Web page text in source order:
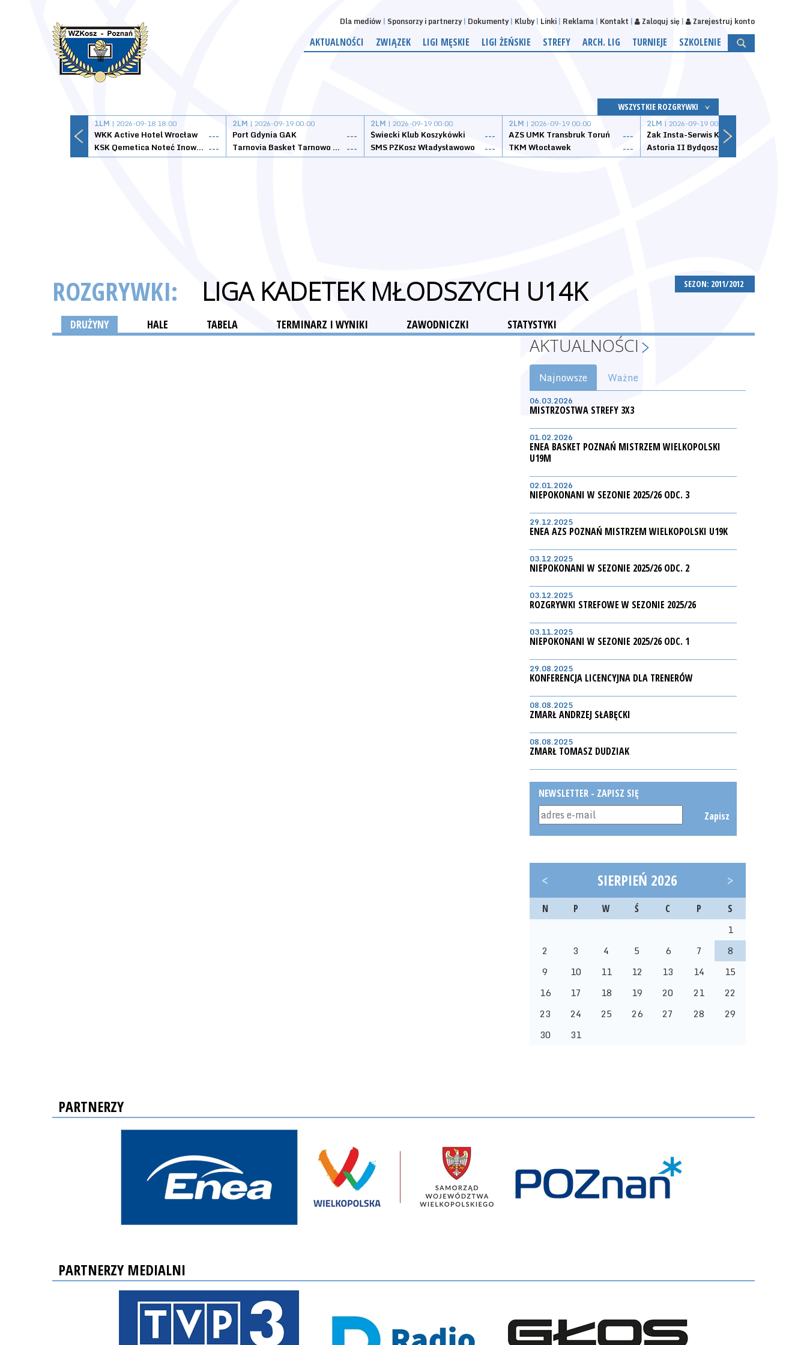
Dla mediów Sponsorzy i partnerzy Dokumenty Kluby Linki Reklama Kontakt Zaloguj się Zarejestruj konto
AKTUALNOŚCI ZWIĄZEK LIGI MĘSKIE LIGI ŻEŃSKIE STREFY ARCH. LIG TURNIEJE SZKOLENIE
WSZYSTKIE ROZGRYWKI
1LM | 2026-09-18 18:00
WKK Active Hotel Wrocław
---
KSK Qemetica Noteć Inowrocław ---
2LM | 2026-09-19 00:00
Port Gdynia GAK
---
Tarnovia Basket Tarnowo Podgórne ---
2LM | 2026-09-19 00:00
Świecki Klub Koszykówki
---
SMS PZKosz Władysławowo
---
2LM | 2026-09-19 00:00
AZS UMK Transbruk Toruń
---
TKM Włocławek
---
2LM | 2026-09-19 00:00
Żak Insta-Serwis Koszalin
Astoria II Bydgoszcz
SEZON: 2011/2012
ROZGRYWKI: LIGA KADETEK MŁODSZYCH U14K
DRUŻYNY HALE TABELA TERMINARZ I WYNIKI ZAWODNICZKI STATYSTYKI
AKTUALNOŚCI
Najnowsze Ważne
06.03.2026
MISTRZOSTWA STREFY 3X3
01.02.2026
ENEA BASKET POZNAŃ MISTRZEM WIELKOPOLSKI
U19M
02.01.2026
NIEPOKONANI W SEZONIE 2025/26 ODC. 3
29.12.2025
ENEA AZS POZNAŃ MISTRZEM WIELKOPOLSKI U19K
03.12.2025
NIEPOKONANI W SEZONIE 2025/26 ODC. 2
03.12.2025
ROZGRYWKI STREFOWE W SEZONIE 2025/26
03.11.2025
NIEPOKONANI W SEZONIE 2025/26 ODC. 1
29.08.2025
KONFERENCJA LICENCYJNA DLA TRENERÓW
08.08.2025
ZMARŁ ANDRZEJ SŁABĘCKI
08.08.2025
ZMARŁ TOMASZ DUDZIAK
NEWSLETTER - ZAPISZ SIĘ
Zapisz
< SIERPIEŃ 2026 >
N P W Ś C P S
1
2
3 4 5 6 7
8
9
10 11 12 13 14
15
16
17 18 19 20 21
22
23
24 25 26 27 28
29
30
31
PARTNERZY
PARTNERZY MEDIALNI